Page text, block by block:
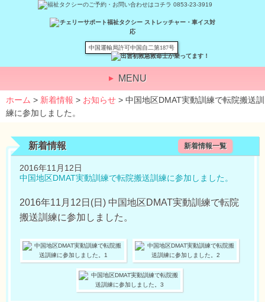
中国運輸局許可中国自二第187号
MENU
ホーム > 新着情報 > お知らせ > 中国地区DMAT実動訓練で転院搬送訓
練に参加しました。
新着情報 新着情報一覧
2016年11月12日
中国地区DMAT実動訓練で転院搬送訓練に参加しました。
2016年11月12日(日) 中国地区DMAT実動訓練で転院
搬送訓練に参加しました。